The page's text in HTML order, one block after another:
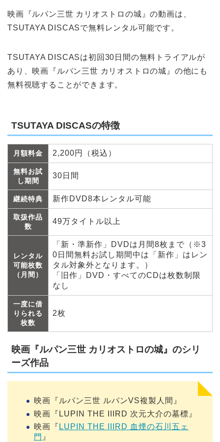
映画『ルパン三世 カリオストロの城』の動画は、
TSUTAYA DISCASで無料レンタル可能です。
TSUTAYA DISCASは初回30日間の無料トライアルが
あり、映画『ルパン三世 カリオストロの城』の他にも
無料視聴することができます。
TSUTAYA DISCASの特徴
月額料金 2,200円（税込）
無料お試
し期間
30日間
継続特典 新作DVD8本レンタル可能
取扱作品
数
49万タイトル以上
レンタル
可能枚数
（月間）
「新・準新作」DVDは月間8枚まで（※3
0日間無料お試し期間中は「新作」はレン
タル対象外となります。）
「旧作」DVD・すべてのCDは枚数制限
なし
一度に借
りられる
枚数
2枚
映画『ルパン三世 カリオストロの城』のシリ
ーズ作品
映画『ルパン三世 ルパンVS複製人間』
映画『LUPIN THE IIIRD 次元大介の墓標』
映画『 LUPIN THE IIIRD 血煙の石川五ェ
門 』